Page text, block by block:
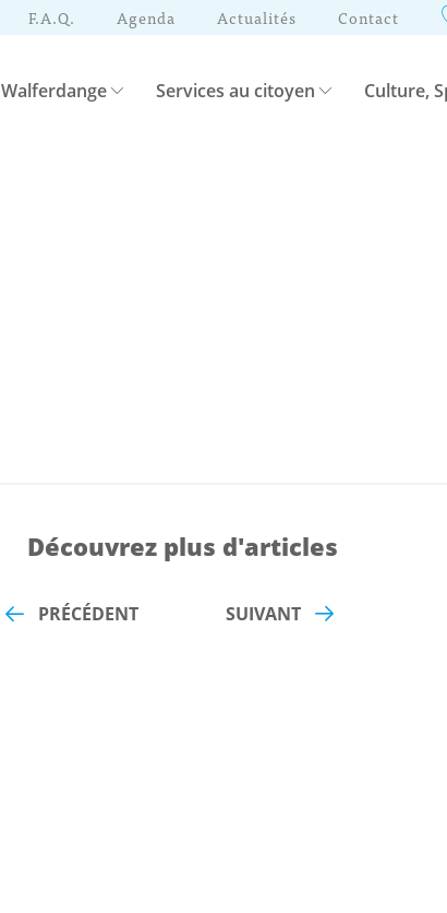
F.A.Q. Agenda Actualités Contact
Walferdange Services au citoyen Culture,
Découvrez plus d'articles
PRÉCÉDENT SUIVANT